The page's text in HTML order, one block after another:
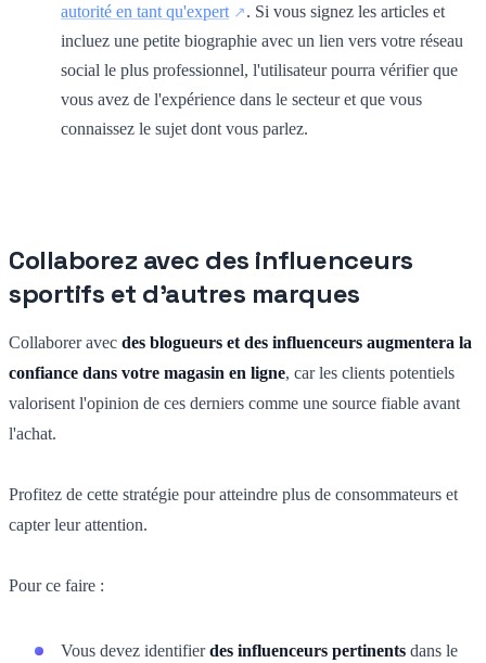
autorité en tant qu'expert
. Si vous signez les articles et
incluez une petite biographie avec un lien vers votre réseau
social le plus professionnel, l'utilisateur pourra vérifier que
vous avez de l'expérience dans le secteur et que vous
connaissez le sujet dont vous parlez.
Collaborez avec des influenceurs
sportifs et d'autres marques
Collaborer avec des blogueurs et des influenceurs augmentera la
confiance dans votre magasin en ligne, car les clients potentiels
valorisent l'opinion de ces derniers comme une source fiable avant
l'achat.
Profitez de cette stratégie pour atteindre plus de consommateurs et
capter leur attention.
Pour ce faire :
Vous devez identifierdes influenceurs pertinents dans le